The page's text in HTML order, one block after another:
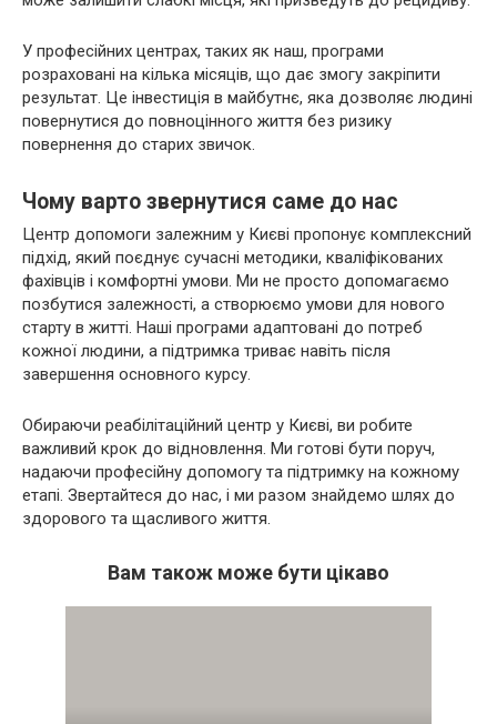
У професійних центрах, таких як наш, програми
розраховані на кілька місяців, що дає змогу закріпити
результат. Це інвестиція в майбутнє, яка дозволяє людині
повернутися до повноцінного життя без ризику
повернення до старих звичок.
Чому варто звернутися саме до нас
Центр допомоги залежним у Києві пропонує комплексний
підхід, який поєднує сучасні методики, кваліфікованих
фахівців і комфортні умови. Ми не просто допомагаємо
позбутися залежності, а створюємо умови для нового
старту в житті. Наші програми адаптовані до потреб
кожної людини, а підтримка триває навіть після
завершення основного курсу.
Обираючи реабілітаційний центр у Києві, ви робите
важливий крок до відновлення. Ми готові бути поруч,
надаючи професійну допомогу та підтримку на кожному
етапі. Звертайтеся до нас, і ми разом знайдемо шлях до
здорового та щасливого життя.
Вам також може бути цікаво